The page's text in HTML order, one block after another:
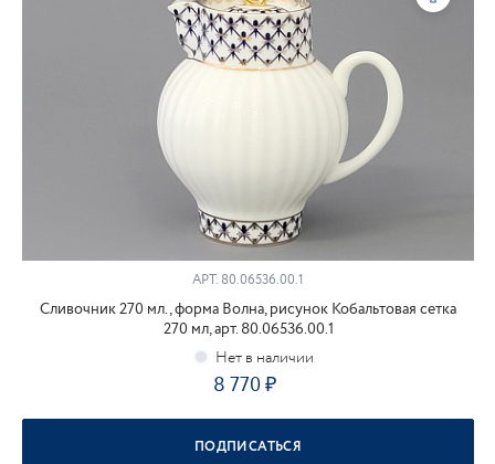
АРТ. 80.06536.00.1
Сливочник 270 мл., форма Волна, рисунок Кобальтовая сетка
270 мл, арт. 80.06536.00.1
8 770
ПОДПИСАТЬСЯ